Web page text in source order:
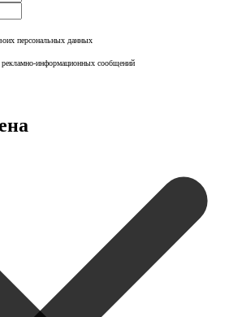
персональных данных
рекламно-информационных сообщений